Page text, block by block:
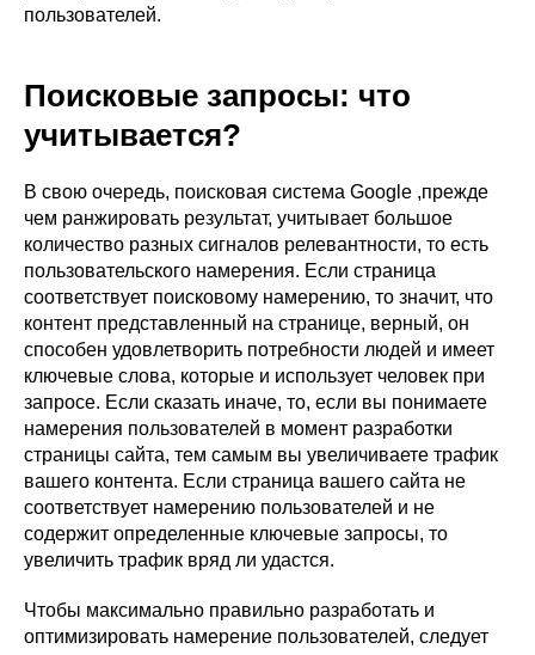
пользователей.
Поисковые запросы: что
учитывается?
В свою очередь, поисковая система Google ,прежде
чем ранжировать результат, учитывает большое
количество разных сигналов релевантности, то есть
пользовательского намерения. Если страница
соответствует поисковому намерению, то значит, что
контент представленный на странице, верный, он
способен удовлетворить потребности людей и имеет
ключевые слова, которые и использует человек при
запросе. Если сказать иначе, то, если вы понимаете
намерения пользователей в момент разработки
страницы сайта, тем самым вы увеличиваете трафик
вашего контента. Если страница вашего сайта не
соответствует намерению пользователей и не
содержит определенные ключевые запросы, то
увеличить трафик вряд ли удастся.
Чтобы максимально правильно разработать и
оптимизировать намерение пользователей, следует